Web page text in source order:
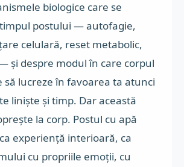
biologice care se
postului — autofagie,
celulară, reset metabolic,
și despre modul în care corpul
să lucreze în favoarea ta atunci
liniște și timp. Dar această
la corp. Postul cu apă
experiență interioară, ca
cu propriile emoții, cu